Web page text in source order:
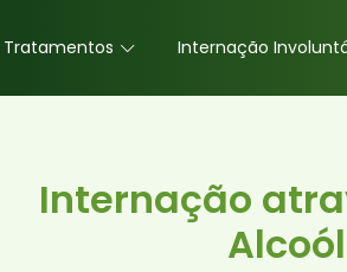
Tratamentos Internação
Internação